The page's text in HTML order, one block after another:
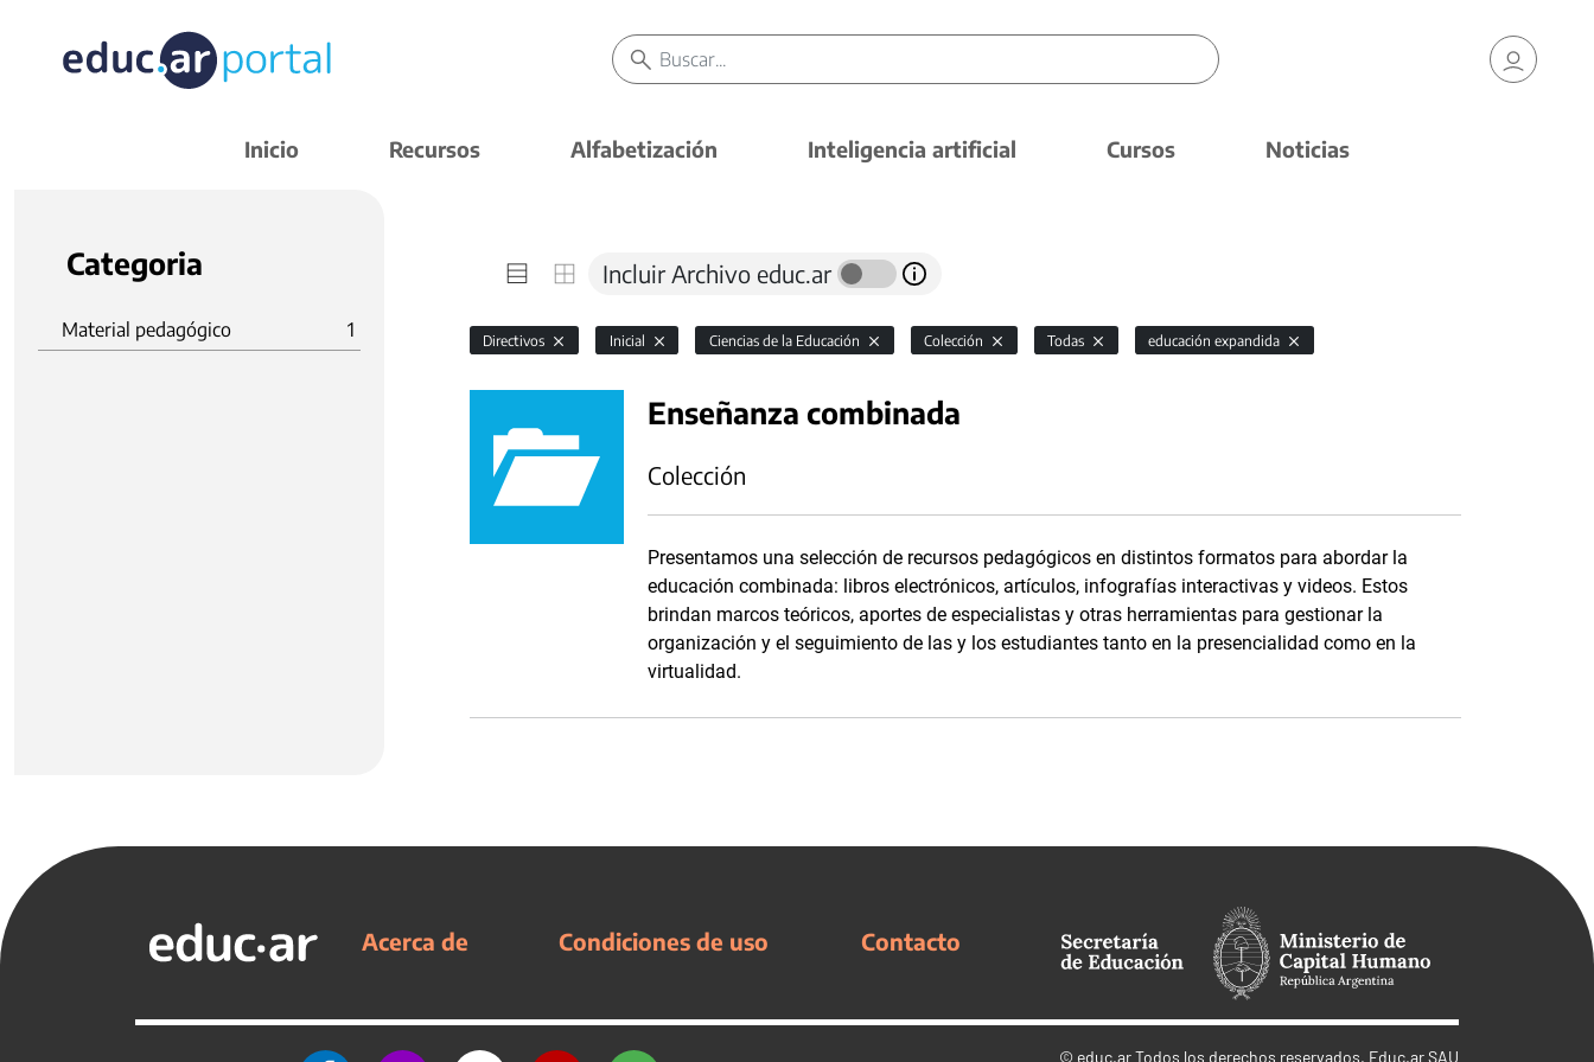
Inicio Recursos Alfabetización Inteligencia artificial Cursos Noticias
Categoria
Material pedagógico 1
Incluir Archivo educ.ar
Directivos Inicial Ciencias de la Educación Colección Todas educación expandida
Enseñanza combinada
Colección
Presentamos una selección de recursos pedagógicos en distintos formatos para abordar la
educación combinada: libros electrónicos, artículos, infografías interactivas y videos. Estos
brindan marcos teóricos, aportes de especialistas y otras herramientas para gestionar la
organización y el seguimiento de las y los estudiantes tanto en la presencialidad como en la
virtualidad.
Acerca de Condiciones de uso Contacto
© educ.arTodos los derechos reservados. Educ.ar SAU